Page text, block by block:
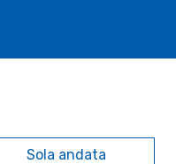
Sola andata